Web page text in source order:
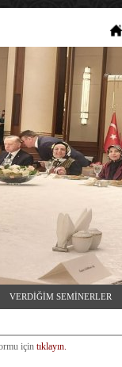
VERDİĞİM SEMİNERLER
için tıklayın.